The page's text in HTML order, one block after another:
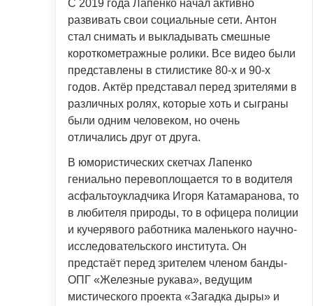
С 2019 года Лапенко начал активно
развивать свои социальные сети. Антон
стал снимать и выкладывать смешные
короткометражные ролики. Все видео были
представлены в стилистике 80-х и 90-х
годов. Актёр представал перед зрителями в
различных ролях, которые хоть и сыграны
были одним человеком, но очень
отличались друг от друга.
В юмористических скетчах Лапенко
гениально перевоплощается то в водителя
асфальтоукладчика Игоря Катамаранова, то
в любителя природы, то в офицера полиции
и кучерявого работника маленького научно-
исследовательского института. Он
предстаёт перед зрителем членом банды-
ОПГ «Железные рукава», ведущим
мистического проекта «Загадка дыры» и